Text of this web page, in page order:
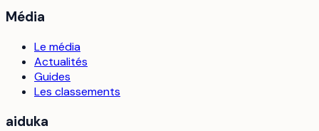
Média
Le média
Actualités
Guides
Les classements
aiduka